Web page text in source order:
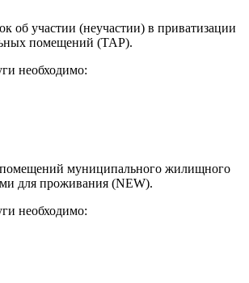
об участии (неучастии) в приватизации
помещений (ТАР).
необходимо:
муниципального жилищного
для проживания (NEW).
необходимо: